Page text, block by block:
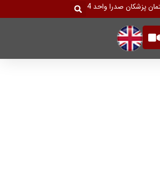
جستجو
کردن V
i
d